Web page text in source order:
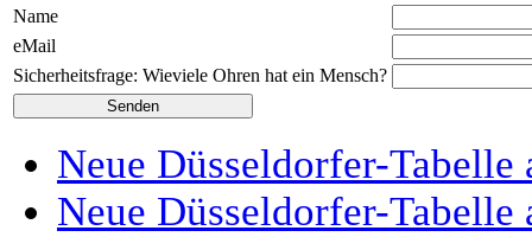
Name
eMail
Sicherheitsfrage: Wieviele Ohren hat ein Mensch?
Neue Düsseldorfer-Tabelle
Neue Düsseldorfer-Tabelle